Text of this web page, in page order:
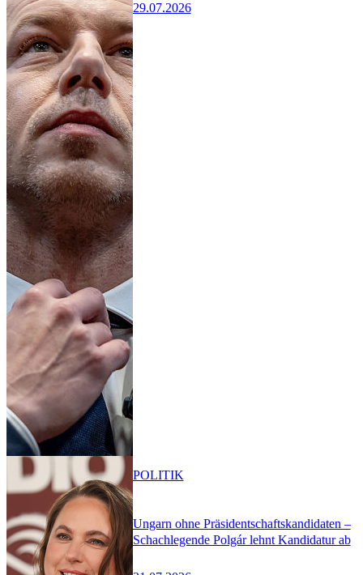
29.07.2026
Ungarn ohne Präsidentschaftskandidaten –
Schachlegende Polgár lehnt Kandidatur ab
POLITIK